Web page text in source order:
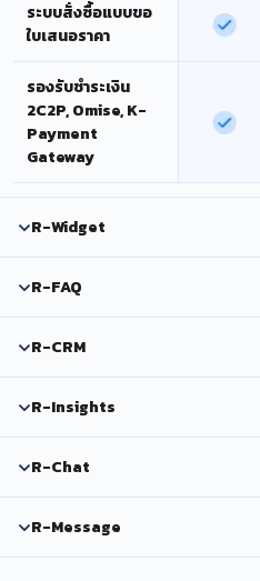
ระบบสั่งซื้อแบบขอ
ใบเสนอราคา
รองรับชำระเงิน
2C2P, Omise, K-
Payment
Gateway
R-Widget
R-FAQ
R-CRM
R-Insights
R-Chat
R-Message